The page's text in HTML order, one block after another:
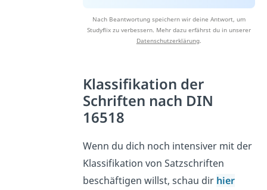
Nach Beantwortung speichern wir deine Antwort, um
Studyflix zu verbessern. Mehr dazu erfährst du in unserer
Datenschutzerklärung.
Klassifikation der
Schriften nach DIN
16518
Wenn du dich noch intensiver mit der
Klassifikation von Satzschriften
beschäftigen willst, schau dir hier